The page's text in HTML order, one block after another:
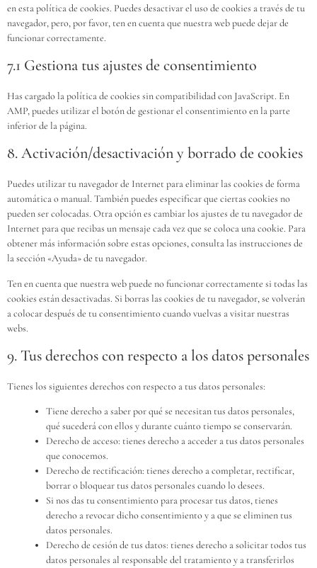
en esta política de cookies. Puedes desactivar el uso de cookies a través de tu
navegador, pero, por favor, ten en cuenta que nuestra web puede dejar de
funcionar correctamente.
7.1 Gestiona tus ajustes de consentimiento
Has cargado la política de cookies sin compatibilidad con JavaScript. En
AMP, puedes utilizar el botón de gestionar el consentimiento en la parte
inferior de la página.
8. Activación/desactivación y borrado de cookies
Puedes utilizar tu navegador de Internet para eliminar las cookies de forma
automática o manual. También puedes especificar que ciertas cookies no
pueden ser colocadas. Otra opción es cambiar los ajustes de tu navegador de
Internet para que recibas un mensaje cada vez que se coloca una cookie. Para
obtener más información sobre estas opciones, consulta las instrucciones de
la sección «Ayuda» de tu navegador.
Ten en cuenta que nuestra web puede no funcionar correctamente si todas las
cookies están desactivadas. Si borras las cookies de tu navegador, se volverán
a colocar después de tu consentimiento cuando vuelvas a visitar nuestras
webs.
9. Tus derechos con respecto a los datos personales
Tienes los siguientes derechos con respecto a tus datos personales:
Tiene derecho a saber por qué se necesitan tus datos personales,
qué sucederá con ellos y durante cuánto tiempo se conservarán.
Derecho de acceso: tienes derecho a acceder a tus datos personales
que conocemos.
Derecho de rectificación: tienes derecho a completar, rectificar,
borrar o bloquear tus datos personales cuando lo desees.
Si nos das tu consentimiento para procesar tus datos, tienes
derecho a revocar dicho consentimiento y a que se eliminen tus
datos personales.
Derecho de cesión de tus datos: tienes derecho a solicitar todos tus
datos personales al responsable del tratamiento y a transferirlos